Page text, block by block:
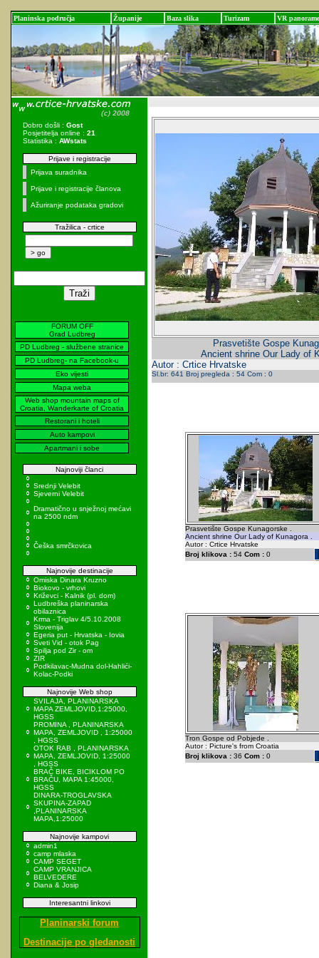
Planinska područja Županije Baza slika Turizam VR panorame
Dobro došli : Gost
Posjetitelja online : 21
Statistika : AWstats
Prijave i registracije
Prijava suradnika
Prijave i registracije članova
Ažuriranje podataka gradovi
Tražilica - crtice
FORUM OFF
Grad Ludbreg
PD Ludbreg - službene stranice
PD Ludbreg- na Facebook-u
Eko vijesti
Mapa weba
Web shop mountain maps of
Croatia, Wanderkarte of Croatia
Restorani i hoteli
Auto kampovi
Apartmani i sobe
Najnoviji članci
Srednji Velebit
Sjeverni Velebit
Dramatično u snježnoj mećavi
na 2500 ndm
Češka smrčkovica
Najnovije destinacije
Omiska Dinara Kruzno
Biokovo - vrhovi
Križevci - Kalnik (pl. dom)
Ludbreška planinarska
obilaznica
Krma - Triglav 4/5.10.2008
Slovenija
Egeria put - Hrvatska - Iovia
Sveti Vid - otok Pag
Spilja pod Zir - om
ZIR
Podkilavac-Mudna dol-Hahlići-
Kolac-Podki
Najnovije Web shop
SVILAJA, PLANINARSKA
MAPA ZEMLJOVID,1:25000,
HGSS
PROMINA , PLANINARSKA
MAPA, ZEMLJOVID , 1:25000
, HGSS
OTOK RAB , PLANINARSKA
MAPA, ZEMLJOVID, 1:25000
, HGSS
BRAČ BIKE, BICIKLOM PO
BRAČU, MAPA 1:45000,
HGSS
DINARA-TROGLAVSKA
SKUPINA-ZAPAD
,PLANINARSKA
MAPA,1:25000
Najnovije kampovi
admin1
camp mlaska
CAMP SEGET
CAMP VRANJICA
BELVEDERE
Diana & Josip
Interesantni linkovi
Planinarski forum
Destinacije po gledanosti
Prasvetište Gospe
Ancient shrine Our Lady of
Autor : Crtice Hrvatske
Sl.br: 641 Broj pregleda : 54 Com : 0
Prasvetište Gospe Kunagorske .
Ancient shrine Our Lady of Kunagora .
Autor : Crtice Hrvatske
Broj klikova :54 Com :0
Tron Gospe od Pobjede .
Autor : Picture's from Croatia
Broj klikova :36 Com :0